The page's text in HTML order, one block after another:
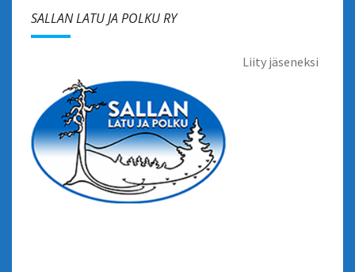
SALLAN LATU JA POLKU RY
Liity jäseneksi